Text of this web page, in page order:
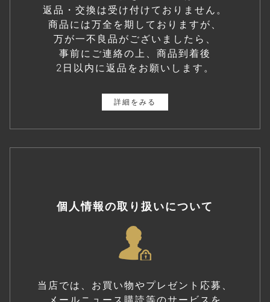
返品・交換は受け付けておりません。
商品には万全を期しておりますが、
万が一不良品がございましたら、
事前にご連絡の上、商品到着後
2日以内に返品をお願いします。
詳細をみる
個人情報の取り扱いについて
当店では、お買い物やプレゼント応募、